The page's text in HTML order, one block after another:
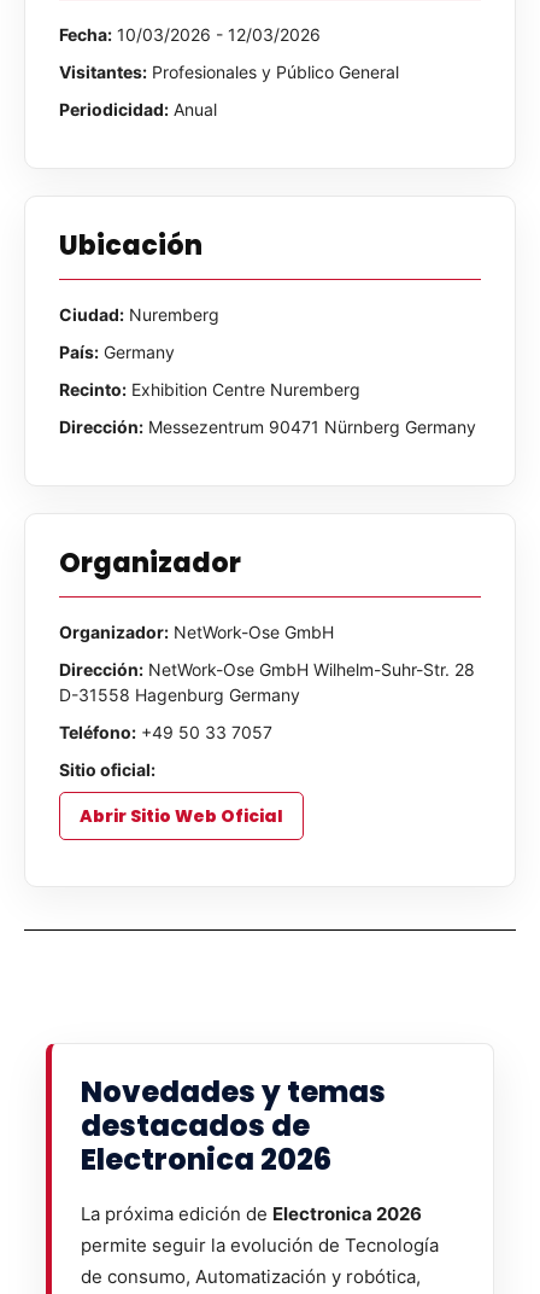
Fecha: 10/03/2026 - 12/03/2026
Visitantes: Profesionales y Público General
Periodicidad: Anual
Ubicación
Ciudad: Nuremberg
País: Germany
Recinto: Exhibition Centre Nuremberg
Dirección: Messezentrum 90471 Nürnberg Germany
Organizador
Organizador: NetWork-Ose GmbH
Dirección: NetWork-Ose GmbH Wilhelm-Suhr-Str. 28
D-31558 Hagenburg Germany
Teléfono: +49 50 33 7057
Sitio oficial:
Abrir Sitio Web Oficial
Novedades y temas
destacados de
Electronica 2026
La próxima edición de Electronica 2026
permite seguir la evolución de Tecnología
de consumo, Automatización y robótica,